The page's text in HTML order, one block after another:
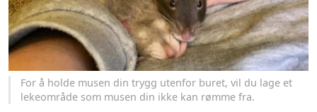
For å holde musen din trygg utenfor buret, vil du lage et
lekeområde som musen din ikke kan rømme fra.